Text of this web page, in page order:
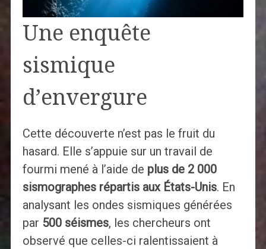
Une enquête
sismique
d’envergure
Cette découverte n’est pas le fruit du
hasard. Elle s’appuie sur un travail de
fourmi mené à l’aide de plus de 2 000
sismographes répartis aux États-Unis. En
analysant les ondes sismiques générées
par 500 séismes, les chercheurs ont
observé que celles-ci ralentissaient à